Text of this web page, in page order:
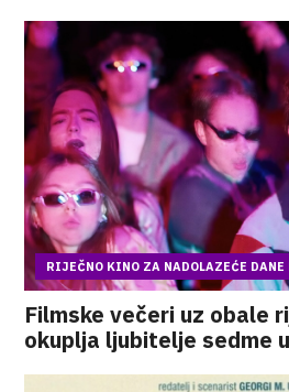
RIJEČNO KINO ZA NADOLAZEĆE
Filmske večeri uz obale
okuplja ljubitelje sedme